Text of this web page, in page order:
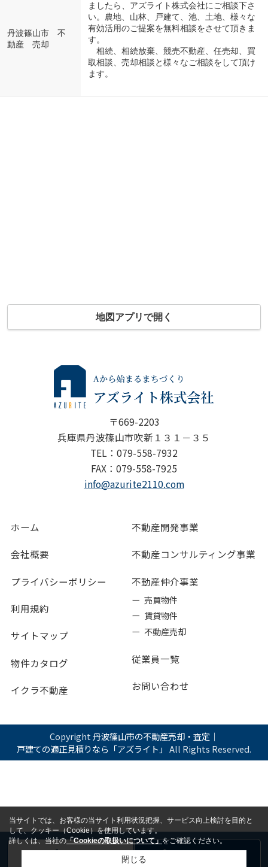
丹波篠山市 不
動産 売却
ましたら、アズライト株式会社にご相談下さ
い。農地、山林、戸建て、池、土地、様々な
有効活用のご提案を無料相談をさせて頂きま
す。
相続、相続放棄、競売不動産、任売却、買
取相談、売却相談と様々なご相談をして頂け
ます。
地図アプリで開く
〒669-2203
兵庫県丹波篠山市吹新１３１－３５
TEL：079-558-7932
FAX：079-558-7925
info@azurite2110.com
ホーム
会社概要
プライバシーポリシー
利用規約
サイトマップ
物件カタログ
イクラ不動産
不動産開発事業
不動産コンサルティング事業
不動産仲介事業
ー 売買物件
ー 賃貸物件
ー 不動産売却
従業員一覧
お問い合わせ
Copyright丹波篠山市の不動産売却・査定｜
戸建ての適正見積りなら「アズライト」 All Rights Reserved.
電話 お問い合わせ
当サイトでは、お客様の当サイト利用状況把握、サービス向上検討を目的と
して、クッキー（Cookie）を使用しています。
詳しくは、当社の「Cookieの取扱いについて」をご確認ください。
閉じる